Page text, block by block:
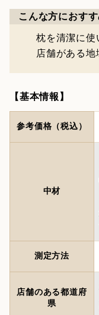
こんな方におす
枕を清潔に使
店舗がある
【基本情報】
参考価格（税込）
中材
測定方法
店舗のある都道府
県